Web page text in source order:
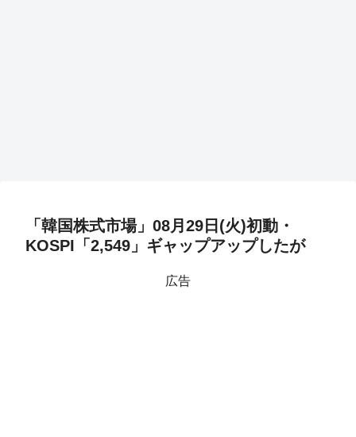
「韓国株式市場」08月29日(火)初動・
KOSPI「2,549」ギャップアップしたが
広告